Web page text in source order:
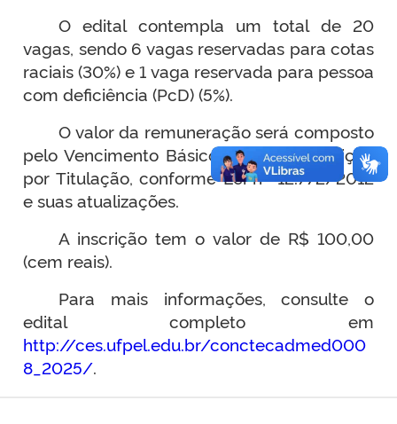
O edital contempla um total de 20
vagas, sendo 6 vagas reservadas para cotas
raciais (30%) e 1 vaga reservada para pessoa
com deficiência (PcD) (5%).
O valor da remuneração será composto
pelo Vencimento Básico e pela Retribuição
por Titulação, conforme Lei nº 12.772/2012
e suas atualizações.
A inscrição tem o valor de R$ 100,00
(cem reais).
Para mais informações, consulte o
edital completo em
http://ces.ufpel.edu.br/conctecadmed000
8_2025/.